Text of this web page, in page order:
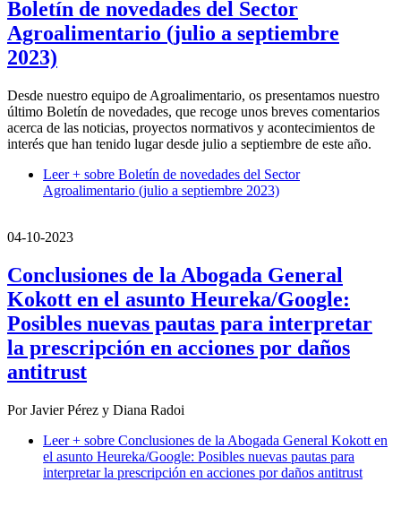
Boletín de novedades del Sector
Agroalimentario (julio a septiembre
2023)
Desde nuestro equipo de Agroalimentario, os presentamos nuestro
último Boletín de novedades, que recoge unos breves comentarios
acerca de las noticias, proyectos normativos y acontecimientos de
interés que han tenido lugar desde julio a septiembre de este año.
Leer + sobre Boletín de novedades del Sector
Agroalimentario (julio a septiembre 2023)
04-10-2023
Conclusiones de la Abogada General
Kokott en el asunto Heureka/Google:
Posibles nuevas pautas para interpretar
la prescripción en acciones por daños
antitrust
Por Javier Pérez y Diana Radoi
Leer + sobre Conclusiones de la Abogada General Kokott en
el asunto Heureka/Google: Posibles nuevas pautas para
interpretar la prescripción en acciones por daños antitrust